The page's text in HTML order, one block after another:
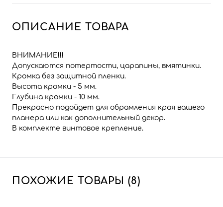
ОПИСАНИЕ ТОВАРА
ВНИМАНИЕ!!!
Допускаются потертости, царапины, вмятинки.
Кромка без защитной пленки.
Высота кромки - 5 мм.
Глубина кромки - 10 мм.
Прекрасно подойдет для обрамления края вашего
планера или как дополнительный декор.
В комплекте винтовое крепление.
ПОХОЖИЕ ТОВАРЫ (8)